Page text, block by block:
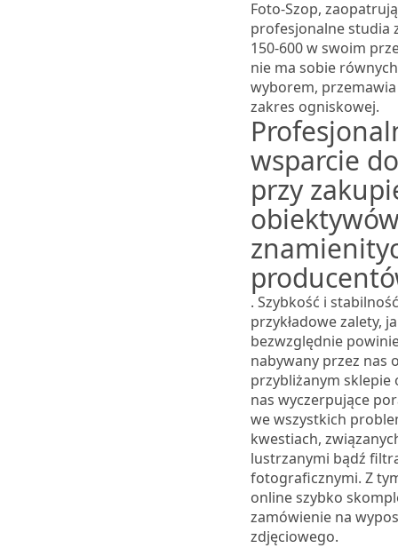
Foto-Szop,
profesjonalne studia
150-600 w swoim
nie ma sobie
wyborem,
zakres ogniskowej.
wsparcie
przy
. Szybkość i
przykładowe zalety,
bezwzględnie
nabywany przez nas
przybliżanym sklepie
nas wyczerpujące
we wszystkich
kwestiach,
lustrzanymi bądź
fotograficznymi. Z
online szybko
zamówienie na
zdjęciowego.